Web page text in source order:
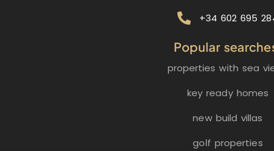
+34 602 695
Popular
properties with sea
key ready homes
new build villas
golf properties